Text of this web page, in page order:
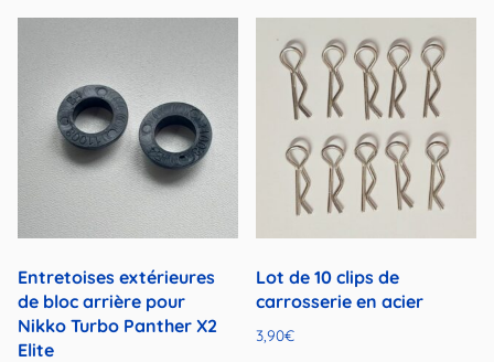
Entretoises extérieures
de bloc arrière pour
Nikko Turbo Panther X2
Elite
Lot de 10 clips de
carrosserie en acier
3,90€